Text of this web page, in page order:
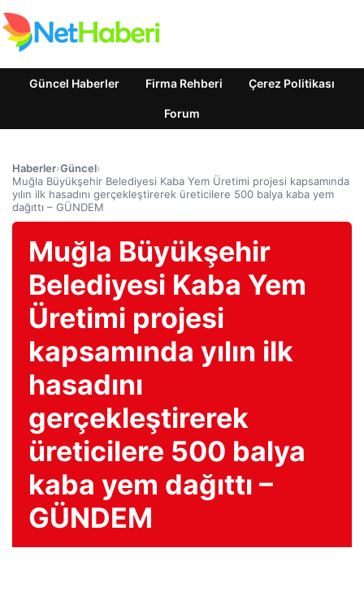
Güncel Haberler Firma Rehberi Çerez Politikası
Forum
Haberler›Güncel›
Muğla Büyükşehir Belediyesi Kaba Yem Üretimi projesi kapsamında
yılın ilk hasadını gerçekleştirerek üreticilere 500 balya kaba yem
dağıttı – GÜNDEM
Muğla Büyükşehir
Belediyesi Kaba Yem
Üretimi projesi
kapsamında yılın ilk
hasadını
gerçekleştirerek
üreticilere 500 balya
kaba yem dağıttı –
GÜNDEM